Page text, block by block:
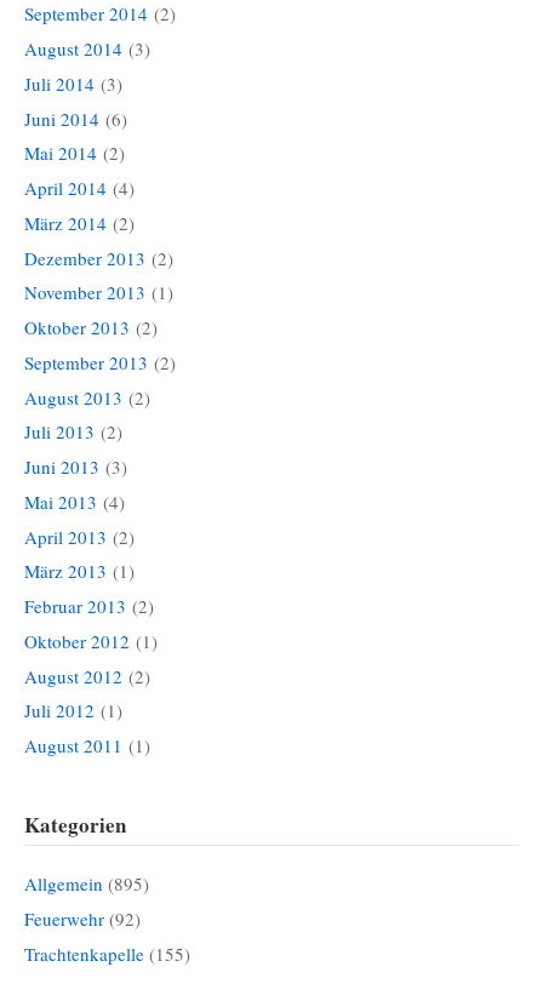
September 2014 (2)
August 2014 (3)
Juli 2014 (3)
Juni 2014 (6)
Mai 2014 (2)
April 2014 (4)
März 2014 (2)
Dezember 2013 (2)
November 2013 (1)
Oktober 2013 (2)
September 2013 (2)
August 2013 (2)
Juli 2013 (2)
Juni 2013 (3)
Mai 2013 (4)
April 2013 (2)
März 2013 (1)
Februar 2013 (2)
Oktober 2012 (1)
August 2012 (2)
Juli 2012 (1)
August 2011 (1)
Kategorien
Allgemein (895)
Feuerwehr (92)
Trachtenkapelle (155)